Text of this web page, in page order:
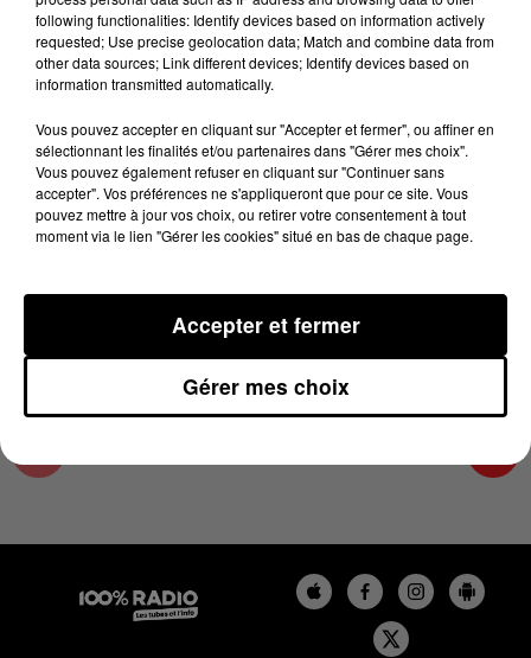
100%
100% Radio l'agenda du Comminges
3 août 2024 - 1 min 9 sec
L'AGENDA DU COMMINGES DU 03/08/2024 À
06H44
L'AGENDA DU COMMINGES
following functionalities: Identify devices based on information actively
requested; Use precise geolocation data; Match and combine data from
other data sources; Link different devices; Identify devices based on
information transmitted automatically.
Vous pouvez accepter en cliquant sur "Accepter et fermer", ou affiner en
sélectionnant les finalités et/ou partenaires dans "Gérer mes choix".
Vous pouvez également refuser en cliquant sur "Continuer sans
accepter". Vos préférences ne s'appliqueront que pour ce site. Vous
pouvez mettre à jour vos choix, ou retirer votre consentement à tout
moment via le lien "Gérer les cookies" situé en bas de chaque page.
Gérer mes choix
Accepter et fermer